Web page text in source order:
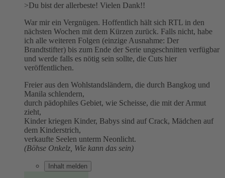
>Du bist der allerbeste! Vielen Dank!!
War mir ein Vergnügen. Hoffentlich hält sich RTL in den
nächsten Wochen mit dem Kürzen zurück. Falls nicht, habe
ich alle weiteren Folgen (einzige Ausnahme: Der
Brandtstifter) bis zum Ende der Serie ungeschnitten verfügbar
und werde falls es nötig sein sollte, die Cuts hier
veröffentlichen.
Freier aus den Wohlstandsländern, die durch Bangkog und
Manila schlendern,
durch pädophiles Gebiet, wie Scheisse, die mit der Armut
zieht,
Kinder kriegen Kinder, Babys sind auf Crack, Mädchen auf
dem Kinderstrich,
verkaufte Seelen unterm Neonlicht.
(Böhse Onkelz, Wie kann das sein)
Inhalt melden